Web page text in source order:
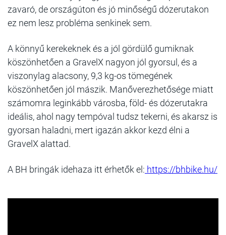
zavaró, de országúton és jó minőségű dózerutakon
ez nem lesz probléma senkinek sem.
A könnyű kerekeknek és a jól gördülő gumiknak
köszönhetően a GravelX nagyon jól gyorsul, és a
viszonylag alacsony, 9,3 kg-os tömegének
köszönhetően jól mászik. Manőverezhetősége miatt
számomra leginkább városba, föld- és dózerutakra
ideális, ahol nagy tempóval tudsz tekerni, és akarsz is
gyorsan haladni, mert igazán akkor kezd élni a
GravelX alattad.
A BH bringák idehaza itt érhetők el: https://bhbike.hu/